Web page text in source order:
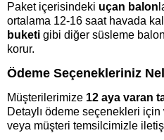
Paket içerisindeki uçan balon
ortalama 12-16 saat havada
buketi gibi diğer süsleme
korur.
Ödeme Seçenekleriniz
Müşterilerimize 12 aya varan
Detaylı ödeme seçenekleri
veya müşteri temsilcimizle